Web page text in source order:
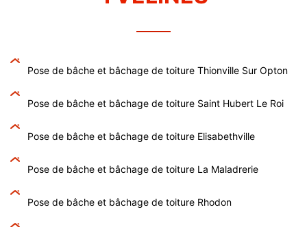
Pose de bâche et bâchage de toiture Thionville Sur Opton
Pose de bâche et bâchage de toiture Saint Hubert Le Roi
Pose de bâche et bâchage de toiture Elisabethville
Pose de bâche et bâchage de toiture La Maladrerie
Pose de bâche et bâchage de toiture Rhodon